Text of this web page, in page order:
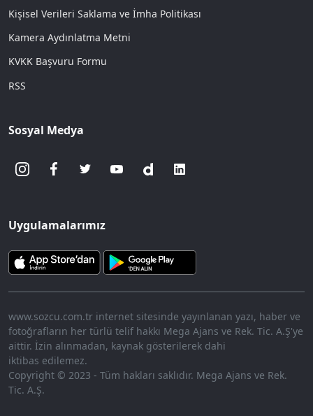
Kişisel Verileri Saklama ve İmha Politikası
Kamera Aydınlatma Metni
KVKK Başvuru Formu
RSS
Sosyal Medya
Uygulamalarımız
www.sozcu.com.tr internet sitesinde yayınlanan yazı, haber ve
fotoğrafların her türlü telif hakkı Mega Ajans ve Rek. Tic. A.Ş'ye
aittir. İzin alınmadan, kaynak gösterilerek dahi
iktibas edilemez.
Copyright © 2023 - Tüm hakları saklıdır. Mega Ajans ve Rek.
Tic. A.Ş.